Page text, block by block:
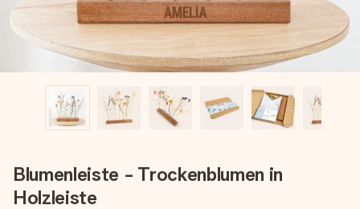
Blumenleiste - Trockenblumen in
Holzleiste